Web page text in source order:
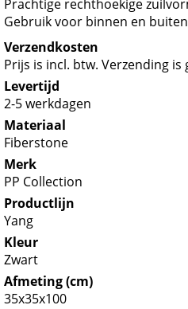
Prachtige rechthoekige
Gebruik voor binnen en
Verzendkosten
Prijs is incl. btw. Verzending is
Levertijd
2-5 werkdagen
Materiaal
Fiberstone
Merk
PP Collection
Productlijn
Yang
Kleur
Zwart
Afmeting (cm)
35x35x100